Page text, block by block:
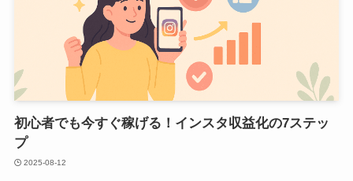
初心者でも今すぐ稼げる！インスタ収益化の7ステッ
プ
2025-08-12